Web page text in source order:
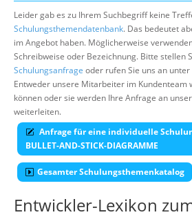
Leider gab es zu Ihrem Suchbegriff keine
Schulungsthemendatenbank. Das bedeutet
im Angebot haben. Möglicherweise
Schreibweise oder Bezeichnung. Bitte stellen
Schulungsanfrage oder rufen Sie uns an
Entweder unsere Mitarbeiter im Kundenteam
können oder sie werden Ihre Anfrage an
weiterleiten.
Anfrage für eine individuelle
BULLET-AND-STICK-DIAGRAMME
Gesamter Schulungsthemenkatalog
Entwickler-Lexikon